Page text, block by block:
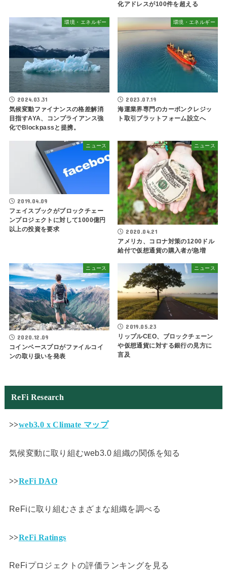
化アドレスが100件を超える
環境・エネルギー
2024.03.31
気候変動ファイナンスの格差解消
目指すAYA、コンプライアンス強
化でBlockpassと提携。
環境・エネルギー
2023.07.19
海運業界専門のカーボンクレジッ
ト取引プラットフォーム設立へ
ニュース
2019.04.09
フェイスブックがブロックチェー
ンプロジェクトに対して1000億円
以上の投資を要求
ニュース
2020.04.21
アメリカ、コロナ対策の1200ドル
給付で仮想通貨の購入者が急増
ニュース
2020.12.09
コインベースプロがファイルコイ
ンの取り扱いを発表
ニュース
2019.05.23
リップルCEO、ブロックチェーン
や仮想通貨に対する銀行の見方に
言及
ReFi Research
>>web3.0 x Climate マップ
気候変動に取り組むweb3.0 組織の関係を知る
>>ReFi DAO
ReFiに取り組むさまざまな組織を調べる
>>ReFi Ratings
ReFiプロジェクトの評価ランキングを見る